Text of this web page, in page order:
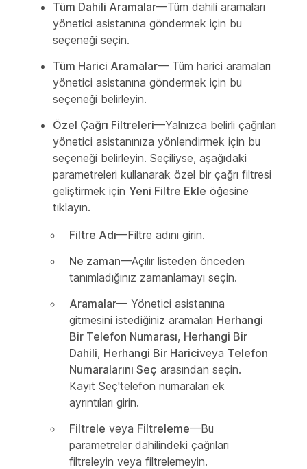
Tüm Dahili Aramalar—Tüm dahili aramaları
yönetici asistanına göndermek için bu
seçeneği seçin.
Tüm Harici Aramalar— Tüm harici aramaları
yönetici asistanına göndermek için bu
seçeneği belirleyin.
Özel Çağrı Filtreleri—Yalnızca belirli çağrıları
yönetici asistanınıza yönlendirmek için bu
seçeneği belirleyin. Seçiliyse, aşağıdaki
parametreleri kullanarak özel bir çağrı filtresi
geliştirmek için Yeni Filtre Ekle öğesine
tıklayın.
Filtre Adı—Filtre adını girin.
Ne zaman—Açılır listeden önceden
tanımladığınız zamanlamayı seçin.
Aramalar— Yönetici asistanına
gitmesini istediğiniz aramaları Herhangi
Bir Telefon Numarası, Herhangi Bir
Dahili, Herhangi Bir Hariciveya Telefon
Numaralarını Seç arasından seçin.
Kayıt Seç'telefon numaraları ek
ayrıntıları girin.
Filtrele veya Filtreleme—Bu
parametreler dahilindeki çağrıları
filtreleyin veya filtrelemeyin.